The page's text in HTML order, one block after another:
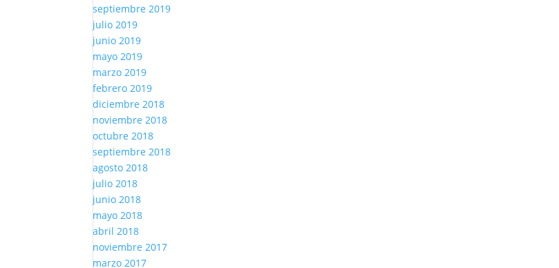
septiembre 2019
julio 2019
junio 2019
mayo 2019
marzo 2019
febrero 2019
diciembre 2018
noviembre 2018
octubre 2018
septiembre 2018
agosto 2018
julio 2018
junio 2018
mayo 2018
abril 2018
noviembre 2017
marzo 2017